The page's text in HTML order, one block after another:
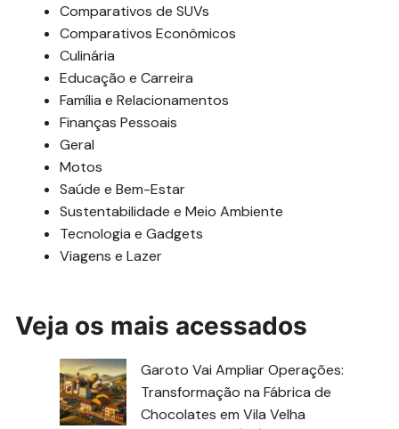
Comparativos de SUVs
Comparativos Econômicos
Culinária
Educação e Carreira
Família e Relacionamentos
Finanças Pessoais
Geral
Motos
Saúde e Bem-Estar
Sustentabilidade e Meio Ambiente
Tecnologia e Gadgets
Viagens e Lazer
Veja os mais acessados
Garoto Vai Ampliar Operações:
Transformação na Fábrica de
Chocolates em Vila Velha